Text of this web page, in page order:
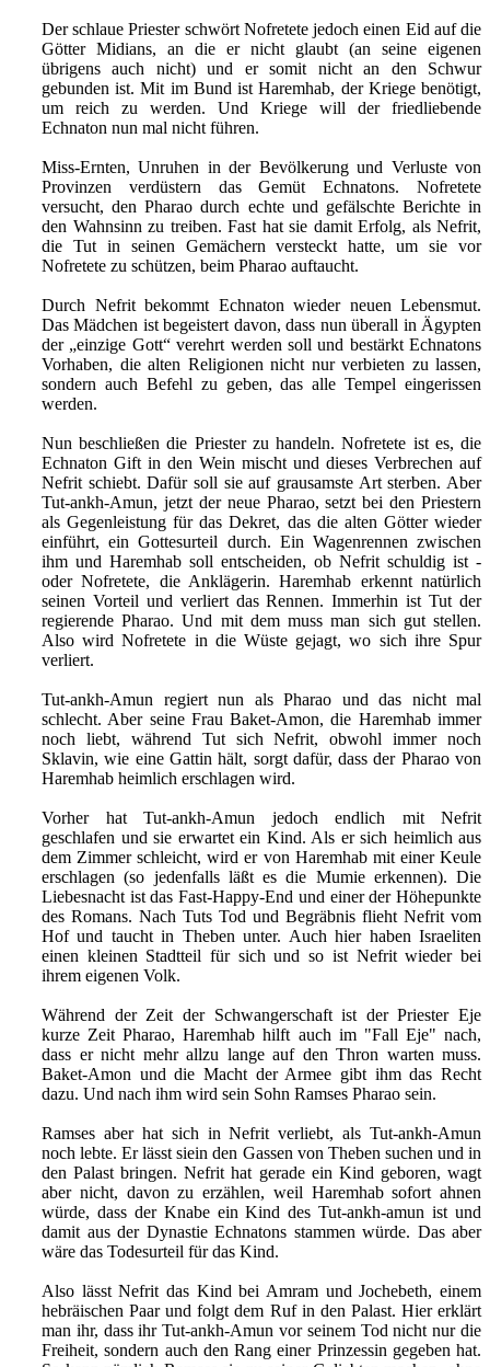
Der schlaue Priester schwört Nofretete jedoch einen Eid auf die
Götter Midians, an die er nicht glaubt (an seine eigenen
übrigens auch nicht) und er somit nicht an den Schwur
gebunden ist. Mit im Bund ist Haremhab, der Kriege benötigt,
um reich zu werden. Und Kriege will der friedliebende
Echnaton nun mal nicht führen.
Miss-Ernten, Unruhen in der Bevölkerung und Verluste von
Provinzen verdüstern das Gemüt Echnatons. Nofretete
versucht, den Pharao durch echte und gefälschte Berichte in
den Wahnsinn zu treiben. Fast hat sie damit Erfolg, als Nefrit,
die Tut in seinen Gemächern versteckt hatte, um sie vor
Nofretete zu schützen, beim Pharao auftaucht.
Durch Nefrit bekommt Echnaton wieder neuen Lebensmut.
Das Mädchen ist begeistert davon, dass nun überall in Ägypten
der „einzige Gott“ verehrt werden soll und bestärkt Echnatons
Vorhaben, die alten Religionen nicht nur verbieten zu lassen,
sondern auch Befehl zu geben, das alle Tempel eingerissen
werden.
Nun beschließen die Priester zu handeln. Nofretete ist es, die
Echnaton Gift in den Wein mischt und dieses Verbrechen auf
Nefrit schiebt. Dafür soll sie auf grausamste Art sterben. Aber
Tut-ankh-Amun, jetzt der neue Pharao, setzt bei den Priestern
als Gegenleistung für das Dekret, das die alten Götter wieder
einführt, ein Gottesurteil durch. Ein Wagenrennen zwischen
ihm und Haremhab soll entscheiden, ob Nefrit schuldig ist -
oder Nofretete, die Anklägerin. Haremhab erkennt natürlich
seinen Vorteil und verliert das Rennen. Immerhin ist Tut der
regierende Pharao. Und mit dem muss man sich gut stellen.
Also wird Nofretete in die Wüste gejagt, wo sich ihre Spur
verliert.
Tut-ankh-Amun regiert nun als Pharao und das nicht mal
schlecht. Aber seine Frau Baket-Amon, die Haremhab immer
noch liebt, während Tut sich Nefrit, obwohl immer noch
Sklavin, wie eine Gattin hält, sorgt dafür, dass der Pharao von
Haremhab heimlich erschlagen wird.
Vorher hat Tut-ankh-Amun jedoch endlich mit Nefrit
geschlafen und sie erwartet ein Kind. Als er sich heimlich aus
dem Zimmer schleicht, wird er von Haremhab mit einer Keule
erschlagen (so jedenfalls läßt es die Mumie erkennen). Die
Liebesnacht ist das Fast-Happy-End und einer der Höhepunkte
des Romans. Nach Tuts Tod und Begräbnis flieht Nefrit vom
Hof und taucht in Theben unter. Auch hier haben Israeliten
einen kleinen Stadtteil für sich und so ist Nefrit wieder bei
ihrem eigenen Volk.
Während der Zeit der Schwangerschaft ist der Priester Eje
kurze Zeit Pharao, Haremhab hilft auch im "Fall Eje" nach,
dass er nicht mehr allzu lange auf den Thron warten muss.
Baket-Amon und die Macht der Armee gibt ihm das Recht
dazu. Und nach ihm wird sein Sohn Ramses Pharao sein.
Ramses aber hat sich in Nefrit verliebt, als Tut-ankh-Amun
noch lebte. Er lässt siein den Gassen von Theben suchen und in
den Palast bringen. Nefrit hat gerade ein Kind geboren, wagt
aber nicht, davon zu erzählen, weil Haremhab sofort ahnen
würde, dass der Knabe ein Kind des Tut-ankh-amun ist und
damit aus der Dynastie Echnatons stammen würde. Das aber
wäre das Todesurteil für das Kind.
Also lässt Nefrit das Kind bei Amram und Jochebeth, einem
hebräischen Paar und folgt dem Ruf in den Palast. Hier erklärt
man ihr, dass ihr Tut-ankh-Amun vor seinem Tod nicht nur die
Freiheit, sondern auch den Rang einer Prinzessin gegeben hat.